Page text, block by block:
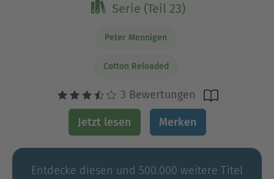
Serie (Teil 23)
Peter Mennigen
Cotton Reloaded
3 Bewertungen
Jetzt lesen Merken
Entdecke diesen und 500.000 weitere Titel